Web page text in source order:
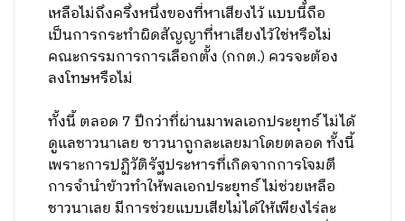
เหลือไม่ถึงครึ่งหนึ่งของที่หาเสียงไว้ แบบนี้ถือ
เป็นการกระทำผิดสัญญาที่หาเสียงไว้ใช่หรือไม่
คณะกรรมการการเลือกตั้ง (กกต.) ควรจะต้อง
ลงโทษหรือไม่
ทั้งนี้ ตลอด 7 ปีกว่าที่ผ่านมาพลเอกประยุทธ์ ไม่ได้
ดูแลชาวนาเลย ชาวนาถูกละเลยมาโดยตลอด ทั้งนี้
เพราะการปฏิวัติรัฐประหารที่เกิดจากการโจมตี
การจำนำข้าวทำให้พลเอกประยุทธ์ ไม่ช่วยเหลือ
ชาวนาเลย มีการช่วยแบบเสียไม่ได้ให้เพียงไร่ละ